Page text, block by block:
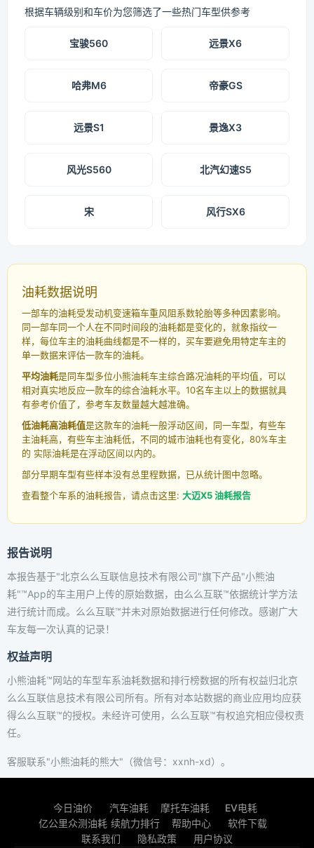
根据车辆级别和车价为您筛选了一些热门车型供参考
宝骏560 远景X6
哈弗M6 帝豪GS
远景S1 景逸X3
风光S560 北汽幻速S5
宋 风行SX6
油耗数据说明
一部车的油耗受发动机变速箱车重风阻系数轮胎等多种因素影响。
同一部车同一个人在不同时间段的油耗都是变化的，就象指纹一
样，每位车主的油耗曲线都是不一样的，买车要避免用特定车主的
单一数据来评估一款车的油耗。
平均油耗是同车型多位小熊油耗车主综合路况油耗的平均值，可以
相对真实地反应一款车的综合油耗水平。10名车主以上的数据就具
有参考价值了，参考车友数量越大越准确。
低油耗高油耗值是这款车的油耗一般浮动区间，同一车型，有些车
主油耗高，有些车主油耗低，不同的城市油耗也有变化，80%车主
的 实际油耗是在浮动区间以内的。
部分早期车型有些样本没有总里程数据，已从统计图中忽略。
查看整个车系的油耗报告，请点击这里: 大迈X5 油耗报告
报告说明
本报告基于"北京么么互联信息技术有限公司"旗下产品"小熊油
耗"™App的车主用户上传的原始数据，由么么互联™依据统计学方法
进行统计而成。么么互联™并未对原始数据进行任何修改。感谢广大
车友每一次认真的记录！
权益声明
小熊油耗™网站的车型车系油耗数据和排行榜数据的所有权益归北京
么么互联信息技术有限公司所有。所有对本站数据的商业应用均应获
得么么互联™的授权。未经许可使用，么么互联™有权追究相应侵权责
任。
客服联系"小熊油耗的熊大"（微信号：xxnh-xd）。
今日油价 汽车油耗 摩托车油耗
EV电耗
亿公里众测油耗 续航力排行 帮助中心
软件下载
联系我们
隐私政策 用户协议